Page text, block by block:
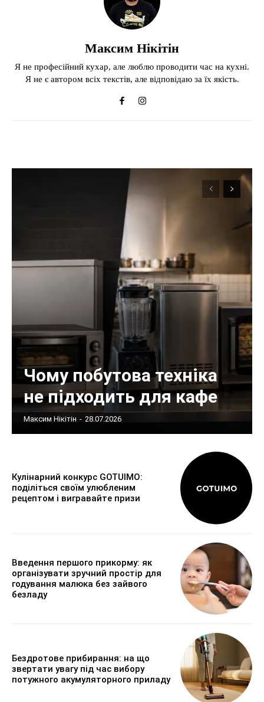
Максим Нікітін
Я не професійний кухар, але люблю проводити час на кухні.
Я не є автором всіх текстів, але відповідаю за їх якість.
Чому побутова техніка
не підходить для кафе
Максим Нікітін - 28.07.2026
Кулінарний конкурс GOTUIMO:
поділіться своїм улюбленим
рецептом і вигравайте призи
Введення першого прикорму: як
організувати зручний простір для
годування малюка без зайвого
безладу
Бездротове прибирання: на що
звертати увагу під час вибору
потужного акумуляторного приладу